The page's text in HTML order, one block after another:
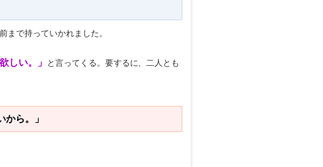
まで持っていかれました。
しい。」
と言ってくる。要するに、二人とも
ら。」